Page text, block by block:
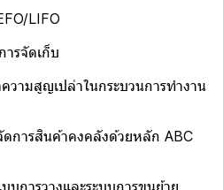
LIFO
ารจัดเก็บ
วามสูญเปล่าในกระบวนการทำงาน
ดการสินค้าคงคลังด้วยหลัก ABC
บการวางและระบบการขนย้าย